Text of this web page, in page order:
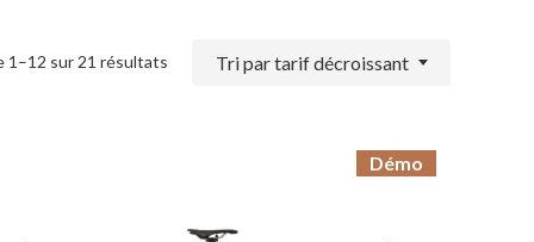
1–12 sur 21 résultats Tri par tarif décroissant
Démo